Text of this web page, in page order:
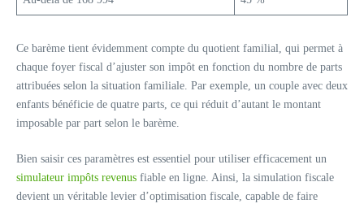
Ce barème tient évidemment compte du quotient familial, qui permet à
chaque foyer fiscal d’ajuster son impôt en fonction du nombre de parts
attribuées selon la situation familiale. Par exemple, un couple avec deux
enfants bénéficie de quatre parts, ce qui réduit d’autant le montant
imposable par part selon le barème.
Bien saisir ces paramètres est essentiel pour utiliser efficacement un
simulateur impôts revenus fiable en ligne. Ainsi, la simulation fiscale
devient un véritable levier d’optimisation fiscale, capable de faire